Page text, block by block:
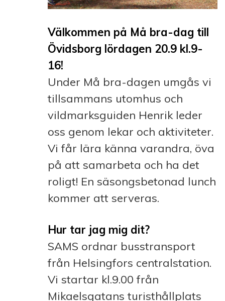
Välkommen på Må bra-dag till
Övidsborg lördagen 20.9 kl.9-
16!
Under Må bra-dagen umgås vi
tillsammans utomhus och
vildmarksguiden Henrik leder
oss genom lekar och aktiviteter.
Vi får lära känna varandra, öva
på att samarbeta och ha det
roligt! En säsongsbetonad lunch
kommer att serveras.
Hur tar jag mig dit?
SAMS ordnar busstransport
från Helsingfors centralstation.
Vi startar kl.9.00 från
Mikaelsgatans turisthållplats